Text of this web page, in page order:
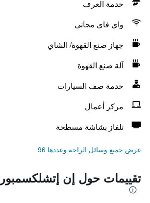
خدمة الغرف
واي فاي مجاني
جهاز صنع القهوة/ الشاي
آلة صنع القهوة
خدمة صف السيارات
مركز أعمال
تلفاز بشاشة مسطحة
عرض جميع وسائل الراحة وعددها 96
تقييمات حول إن